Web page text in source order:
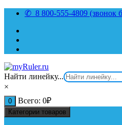
Перейти
содержимому
✆ 8 800-555-4809 (звонок
Найти линейку...
×
0 Всего: 0₽
Категории товаров